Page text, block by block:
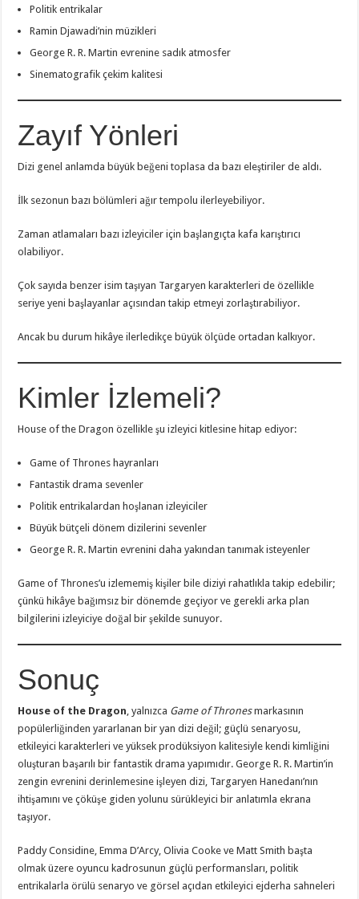
Politik entrikalar
Ramin Djawadi’nin müzikleri
George R. R. Martin evrenine sadık atmosfer
Sinematografik çekim kalitesi
Zayıf Yönleri
Dizi genel anlamda büyük beğeni toplasa da bazı eleştiriler de aldı.
İlk sezonun bazı bölümleri ağır tempolu ilerleyebiliyor.
Zaman atlamaları bazı izleyiciler için başlangıçta kafa karıştırıcı
olabiliyor.
Çok sayıda benzer isim taşıyan Targaryen karakterleri de özellikle
seriye yeni başlayanlar açısından takip etmeyi zorlaştırabiliyor.
Ancak bu durum hikâye ilerledikçe büyük ölçüde ortadan kalkıyor.
Kimler İzlemeli?
House of the Dragon özellikle şu izleyici kitlesine hitap ediyor:
Game of Thrones hayranları
Fantastik drama sevenler
Politik entrikalardan hoşlanan izleyiciler
Büyük bütçeli dönem dizilerini sevenler
George R. R. Martin evrenini daha yakından tanımak isteyenler
Game of Thrones’u izlememiş kişiler bile diziyi rahatlıkla takip edebilir;
çünkü hikâye bağımsız bir dönemde geçiyor ve gerekli arka plan
bilgilerini izleyiciye doğal bir şekilde sunuyor.
Sonuç
House of the Dragon , yalnızca Game of Thronesmarkasının
popülerliğinden yararlanan bir yan dizi değil; güçlü senaryosu,
etkileyici karakterleri ve yüksek prodüksiyon kalitesiyle kendi kimliğini
oluşturan başarılı bir fantastik drama yapımıdır. George R. R. Martin’in
zengin evrenini derinlemesine işleyen dizi, Targaryen Hanedanı’nın
ihtişamını ve çöküşe giden yolunu sürükleyici bir anlatımla ekrana
taşıyor.
Paddy Considine, Emma D’Arcy, Olivia Cooke ve Matt Smith başta
olmak üzere oyuncu kadrosunun güçlü performansları, politik
entrikalarla örülü senaryo ve görsel açıdan etkileyici ejderha sahneleri